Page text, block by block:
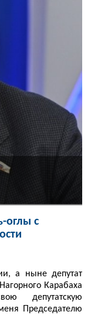
оглы с
а ныне депутат
Карабаха
депутатскую
Председателю